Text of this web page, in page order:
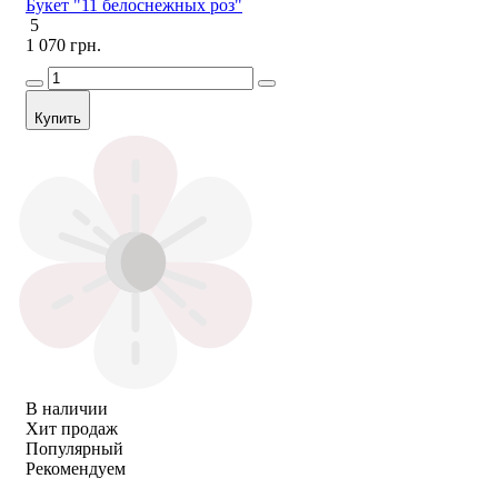
Букет "11 белоснежных роз"
5
1 070 грн.
Купить
В наличии
Хит продаж
Популярный
Рекомендуем